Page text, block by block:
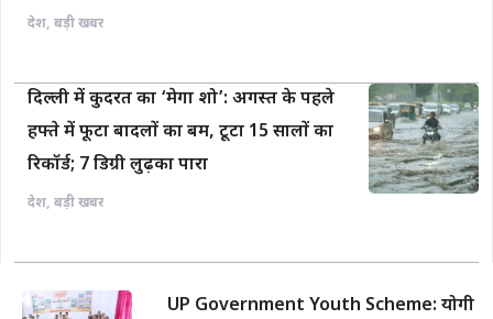
देश, बड़ी खबर
दिल्ली में कुदरत का ‘मेगा शो’: अगस्त के पहले
हफ्ते में फूटा बादलों का बम, टूटा 15 सालों का
रिकॉर्ड; 7 डिग्री लुढ़का पारा
देश, बड़ी खबर
UP Government Youth Scheme: योगी